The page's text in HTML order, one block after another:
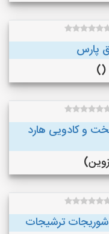
پارس
و کادویی هارد
ترشيجات